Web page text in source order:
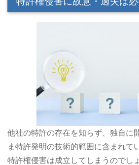
他社の特許の存在を知らず、独自に
ま特許発明の技術的範囲に含まれて
特許権侵害は成立してしまうのでし